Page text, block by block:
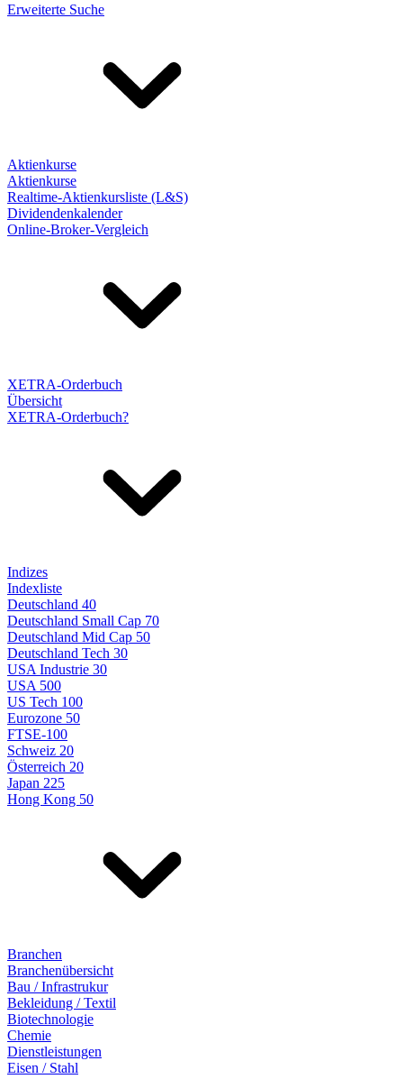
Erweiterte Suche
Aktienkurse
Aktienkurse
Realtime-Aktienkursliste (L&S)
Dividendenkalender
Online-Broker-Vergleich
XETRA-Orderbuch
Übersicht
XETRA-Orderbuch?
Indizes
Indexliste
Deutschland 40
Deutschland Small Cap 70
Deutschland Mid Cap 50
Deutschland Tech 30
USA Industrie 30
USA 500
US Tech 100
Eurozone 50
FTSE-100
Schweiz 20
Österreich 20
Japan 225
Hong Kong 50
Branchen
Branchenübersicht
Bau / Infrastrukur
Bekleidung / Textil
Biotechnologie
Chemie
Dienstleistungen
Eisen / Stahl